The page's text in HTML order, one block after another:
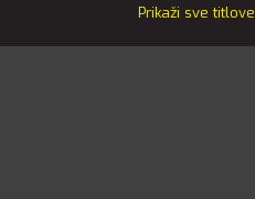
Prikaži sve titlove